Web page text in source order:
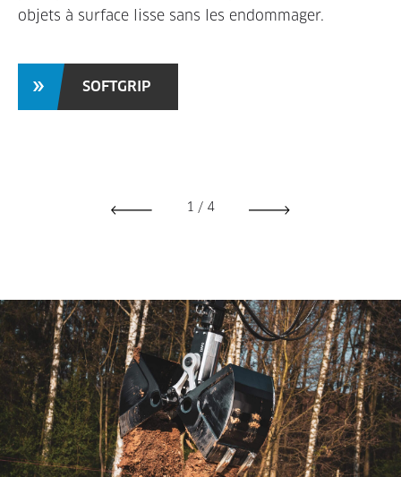
objets à surface lisse sans les endommager.
SOFTGRIP
1 / 4